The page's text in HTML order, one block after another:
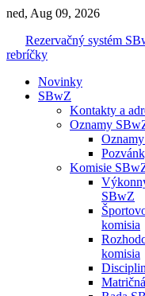
ned, Aug 09, 2026
Rezervačný systém
rebríčky
Novinky
SBwZ
Kontakty a
Oznamy
Komisie
SBwZ
komisia
komisia